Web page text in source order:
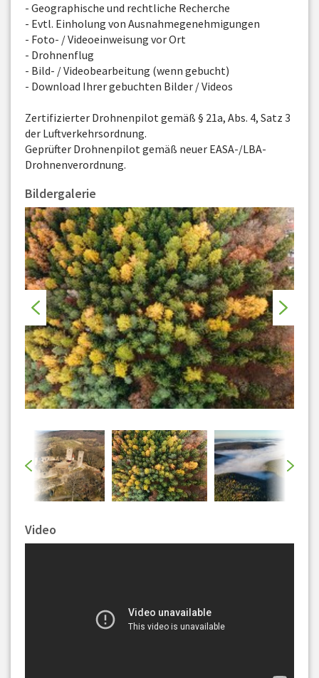
- Geographische und rechtliche Recherche
- Evtl. Einholung von Ausnahmegenehmigungen
- Foto- / Videoeinweisung vor Ort
- Drohnenflug
- Bild- / Videobearbeitung (wenn gebucht)
- Download Ihrer gebuchten Bilder / Videos
Zertifizierter Drohnenpilot gemäß § 21a, Abs. 4, Satz 3
der Luftverkehrsordnung.
Geprüfter Drohnenpilot gemäß neuer EASA-/LBA-
Drohnenverordnung.
Bildergalerie
Video